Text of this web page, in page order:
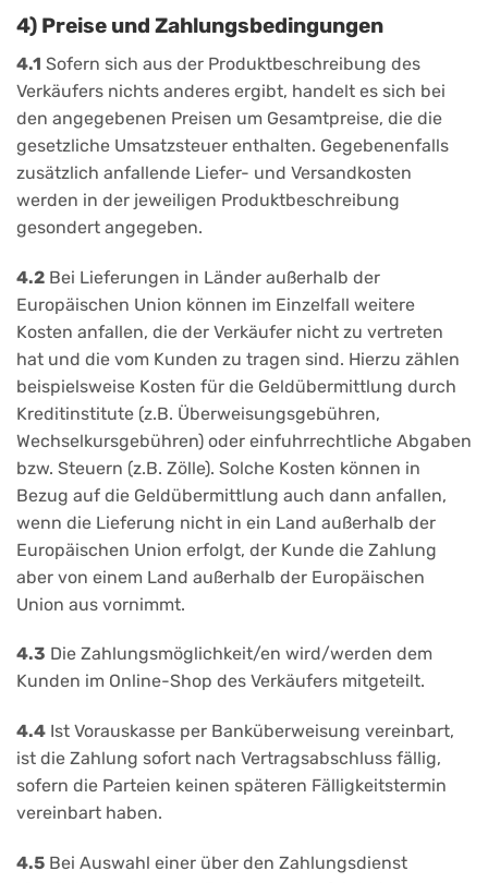
4) Preise und Zahlungsbedingungen
4.1 Sofern sich aus der Produktbeschreibung des
Verkäufers nichts anderes ergibt, handelt es sich bei
den angegebenen Preisen um Gesamtpreise, die die
gesetzliche Umsatzsteuer enthalten. Gegebenenfalls
zusätzlich anfallende Liefer- und Versandkosten
werden in der jeweiligen Produktbeschreibung
gesondert angegeben.
4.2 Bei Lieferungen in Länder außerhalb der
Europäischen Union können im Einzelfall weitere
Kosten anfallen, die der Verkäufer nicht zu vertreten
hat und die vom Kunden zu tragen sind. Hierzu zählen
beispielsweise Kosten für die Geldübermittlung durch
Kreditinstitute (z.B. Überweisungsgebühren,
Wechselkursgebühren) oder einfuhrrechtliche Abgaben
bzw. Steuern (z.B. Zölle). Solche Kosten können in
Bezug auf die Geldübermittlung auch dann anfallen,
wenn die Lieferung nicht in ein Land außerhalb der
Europäischen Union erfolgt, der Kunde die Zahlung
aber von einem Land außerhalb der Europäischen
Union aus vornimmt.
4.3 Die Zahlungsmöglichkeit/en wird/werden dem
Kunden im Online-Shop des Verkäufers mitgeteilt.
4.4 Ist Vorauskasse per Banküberweisung vereinbart,
ist die Zahlung sofort nach Vertragsabschluss fällig,
sofern die Parteien keinen späteren Fälligkeitstermin
vereinbart haben.
4.5 Bei Auswahl einer über den Zahlungsdienst